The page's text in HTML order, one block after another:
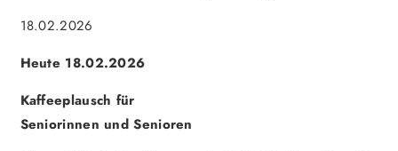
18.02.2026
Heute 18.02.2026
Kaffeeplausch für
Seniorinnen und Senioren